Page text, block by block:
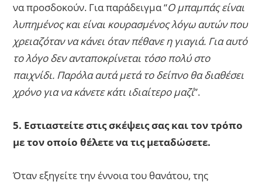
να προσδοκούν. Για παράδειγμα “Ο μπαμπάς είναι
λυπημένος και είναι κουρασμένος λόγω αυτών που
χρειαζόταν να κάνει όταν πέθανε η γιαγιά. Για αυτό
το λόγο δεν ανταποκρίνεται τόσο πολύ στο
παιχνίδι. Παρόλα αυτά μετά το δείπνο θα διαθέσει
χρόνο για να κάνετε κάτι ιδιαίτερο μαζί”.
5. Εστιαστείτε στις σκέψεις σας και τον τρόπο
με τον οποίο θέλετε να τις μεταδώσετε.
Όταν εξηγείτε την έννοια του θανάτου, της